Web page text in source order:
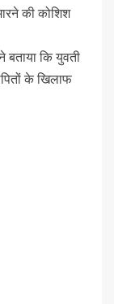
की कोशिश
कि युवती
के खिलाफ